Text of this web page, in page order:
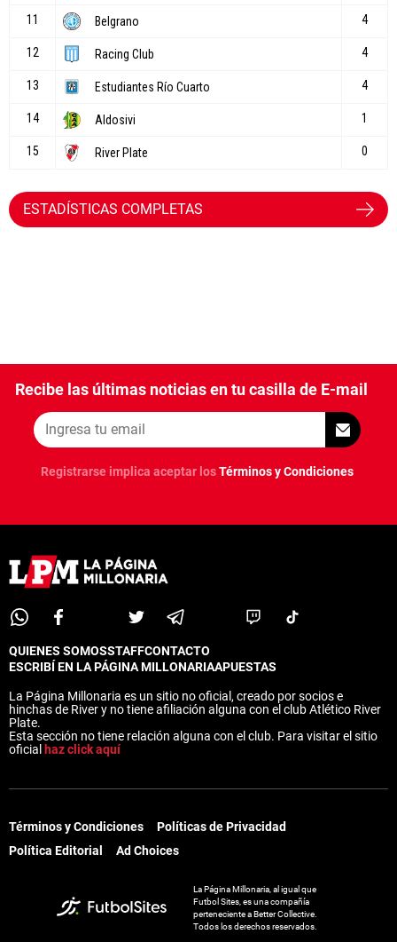
ESTADÍSTICAS COMPLETAS
Recibe las últimas noticias en tu casilla de E-mail
Registrarse implica aceptar losTérminos y Condiciones
QUIENES SOMOSSTAFFCONTACTO
ESCRIBÍ EN LA PÁGINA MILLONARIAAPUESTAS
La Página Millonaria es un sitio no oficial, creado por socios e
hinchas de River y no tiene afiliación alguna con el club Atlético River
Plate.
Esta sección no tiene relación alguna con el club. Para visitar el sitio
oficial haz click aquí
Términos y Condiciones
Políticas de Privacidad
Política Editorial
Ad Choices
La Página Millonaria, al igual que
Futbol Sites, es una compañía
perteneciente a Better Collective.
Todos los derechos reservados.